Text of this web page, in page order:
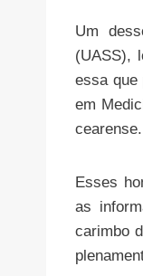
Um
(UASS),
essa que
em
cearense.
Esses
as
carimbo